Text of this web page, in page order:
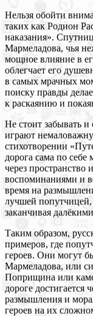
Нельзя обойти
таких как Родион
наказания».
Мармеладова, чья
мощное влияние в
облегчает его
в самых мрачных
поиску правды
к раскаянию и
Не стоит забывать и
играют
стихотворении
дорога сама по себе
через
воспоминаниями и
время на
лучшей попутчицей,
заканчивая
Таким образом,
примеров, где
героев. Они могут
Мармеладова, или
Поприщина или
дороге достигается
размышления и
героев на их